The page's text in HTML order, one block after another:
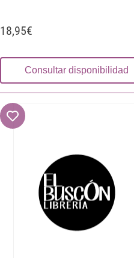
18,95€
Consultar disponibilidad